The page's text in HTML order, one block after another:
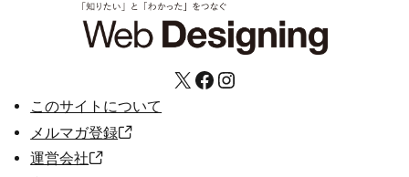
X Facebook Instagram
このサイトについて
メルマガ登録
運営会社